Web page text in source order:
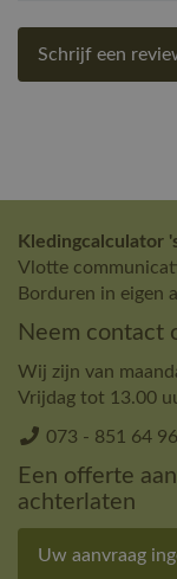
Schrijf een
Kledingcalculator
Vlotte
Borduren in eigen
Neem contact
Wij zijn van
Vrijdag tot 13.00
073 - 851 64 96
Een offerte
achterlaten
Uw aanvraag